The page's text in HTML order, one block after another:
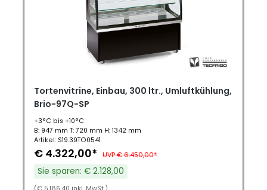
Tortenvitrine, Einbau, 300 ltr., Umluftkühlung,
Brio-97Q-SP
+3°C bis +10°C
B: 947 mm T: 720 mm H: 1342 mm
Artikel: S19.39TO0541
€ 4.322,00* UVP € 6.450,00*
Sie sparen: € 2.128,00